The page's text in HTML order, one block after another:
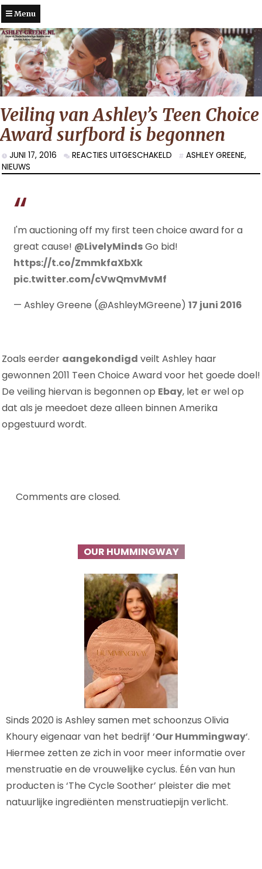
Menu
Veiling van Ashley’s Teen Choice
Award surfbord is begonnen
JUNI 17, 2016 REACTIES UITGESCHAKELD VOOR
VAN
AWARD
SURFBORD
IS
ASHLEY GREENE,
NIEUWS
I'm auctioning off my first teen choice award for a
great cause! @LivelyMindsGo bid!
https://t.co/ZmmkfaXbXk
pic.twitter.com/cVwQmvMvMf
— Ashley Greene (@AshleyMGreene) 17 juni 2016
Zoals eerder aangekondigd veilt Ashley haar
gewonnen 2011 Teen Choice Award voor het goede doel!
De veiling hiervan is begonnen op Ebay, let er wel op
dat als je meedoet deze alleen binnen Amerika
opgestuurd wordt.
Comments are closed.
OUR HUMMINGWAY
Sinds 2020 is Ashley samen met schoonzus Olivia
Khoury eigenaar van het bedrijf ‘Our Hummingway‘.
Hiermee zetten ze zich in voor meer informatie over
menstruatie en de vrouwelijke cyclus. Één van hun
producten is ‘The Cycle Soother’ pleister die met
natuurlijke ingrediënten menstruatiepijn verlicht.